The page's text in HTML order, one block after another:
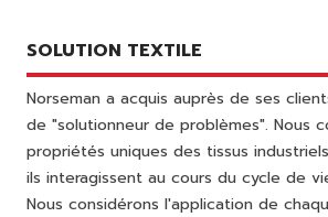
SOLUTION TEXTILE
Norseman a acquis auprès de ses
de "solutionneur de problèmes". Nous
propriétés uniques des tissus
ils interagissent au cours du cycle de
Nous considérons l'application de